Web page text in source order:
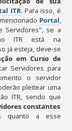
ITR. Para isso, é
Portal,
Servidores", se a
ITR está na
já esteja, deve-se
em Curso de
Servidores para
o servidor
pleitear uma
ITR, sendo que
constantes
quanto a esse